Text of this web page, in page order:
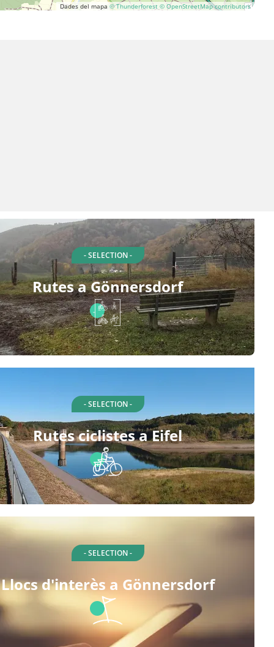
Dades del mapa © Thunderforest © OpenStreetMap contributors
- SELECTION -
Rutes a Gönnersdorf
- SELECTION -
Rutes ciclistes a Eifel
- SELECTION -
Llocs d'interès a Gönnersdorf